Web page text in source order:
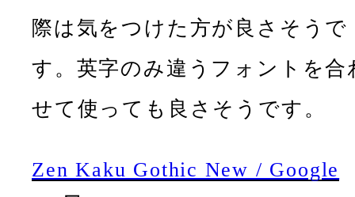
際は気をつけた方が良さそうで
す。英字のみ違うフォントを合
せて使っても良さそうです。
Zen Kaku Gothic New / Google